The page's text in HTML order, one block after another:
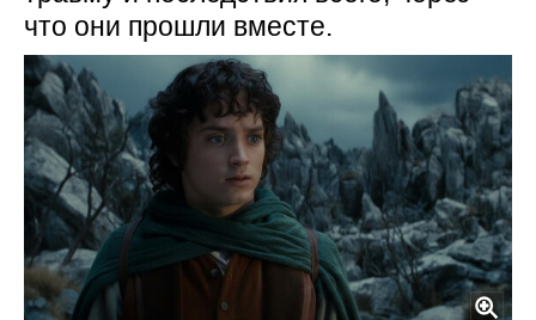
что они прошли вместе.